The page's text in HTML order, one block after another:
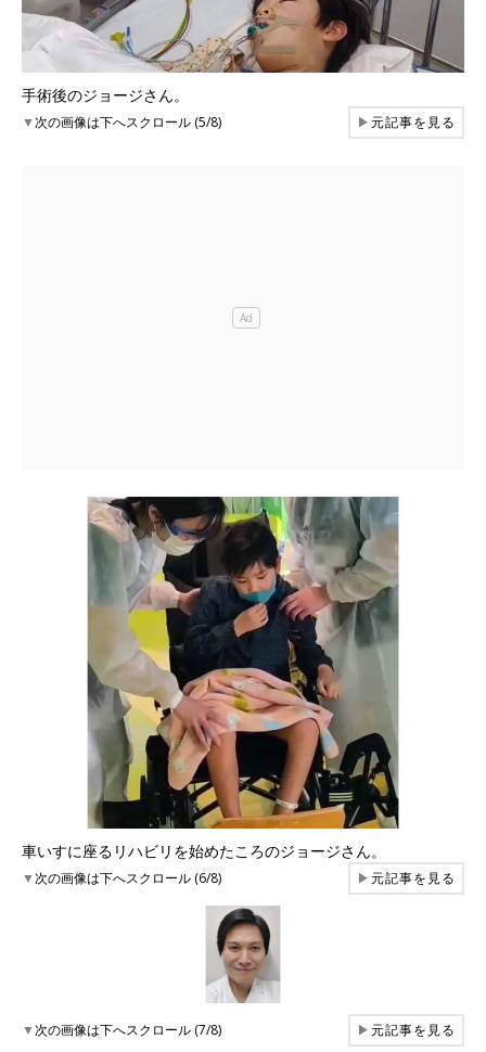
手術後のジョージさん。
▼次の画像は下へスクロール (5/8) ▶元記事を見る
車いすに座るリハビリを始めたころのジョージさん。
▼次の画像は下へスクロール (6/8) ▶元記事を見る
▼次の画像は下へスクロール (7/8) ▶元記事を見る